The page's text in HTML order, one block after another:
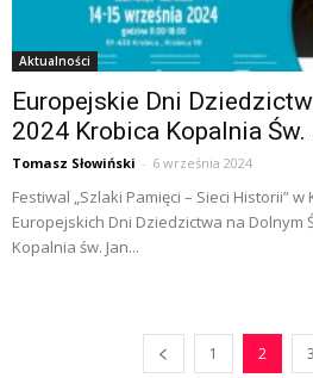
Aktualności
Europejskie Dni
2024 Krobica Kopalnia Św.
Tomasz Słowiński - 6 września 2024
Festiwal „Szlaki Pamięci – Sieci Historii”
Europejskich Dni Dziedzictwa na
Kopalnia św. Jan...
1 2 3